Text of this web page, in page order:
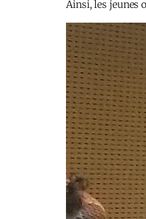
Ainsi, les jeunes